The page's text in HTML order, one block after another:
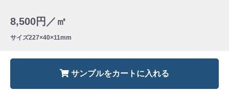
8,500円／㎡
サイズ227×40×11mm
サンプルをカートに入れる